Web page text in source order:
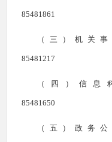
（三
（四
（五